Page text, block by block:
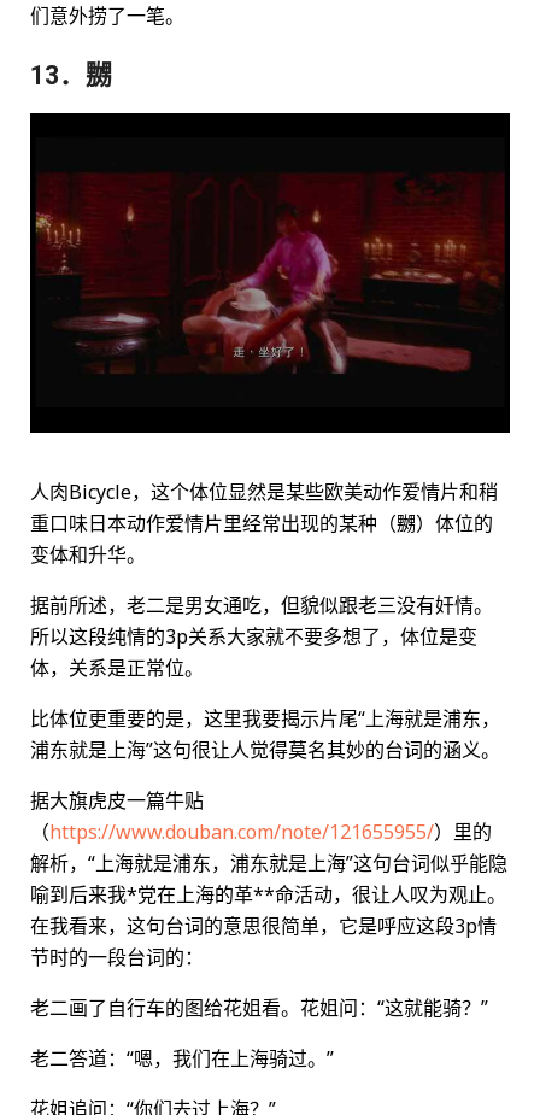
们意外捞了一笔。
13．嬲
人肉Bicycle，这个体位显然是某些欧美动作爱情片和稍
重口味日本动作爱情片里经常出现的某种（嬲）体位的
变体和升华。
据前所述，老二是男女通吃，但貌似跟老三没有奸情。
所以这段纯情的3p关系大家就不要多想了，体位是变
体，关系是正常位。
比体位更重要的是，这里我要揭示片尾“上海就是浦东，
浦东就是上海”这句很让人觉得莫名其妙的台词的涵义。
据大旗虎皮一篇牛贴
（https://www.douban.com/note/121655955/）里的
解析，“上海就是浦东，浦东就是上海”这句台词似乎能隐
喻到后来我*党在上海的革**命活动，很让人叹为观止。
在我看来，这句台词的意思很简单，它是呼应这段3p情
节时的一段台词的：
老二画了自行车的图给花姐看。花姐问：“这就能骑？”
老二答道：“嗯，我们在上海骑过。”
花姐追问：“你们去过上海？”